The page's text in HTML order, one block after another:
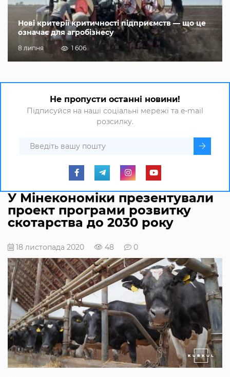
Нові критерії критичності підприємств — що це
означає для агробізнесу
8 липня 1 606
Не пропусти останні новини!
Підписуйся на наші соціальні мережі та e-mail
розсилку.
У Мінекономіки презентували
проект програми розвитку
скотарства до 2030 року
18 листопада 2020 48 0